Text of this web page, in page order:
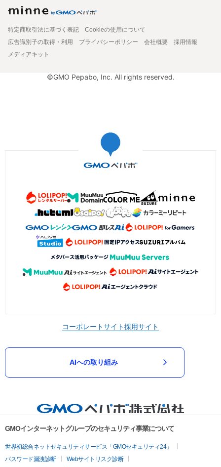
特定商取引法に基づく表記
Cookieの使用について
広告識別子の取得・利用
プライバシーポリシー 会社概要
採用情報
メディアキット
©GMO Pepabo, Inc. All rights reserved.
コーポレートサイト採用サイト
AIへの取り組み
GMOインターネットグループのセキュリティ事業について
世界初総合ネットセキュリティサービス「GMOセキュリティ24」
パスワード漏洩診断
Webサイトリスク診断